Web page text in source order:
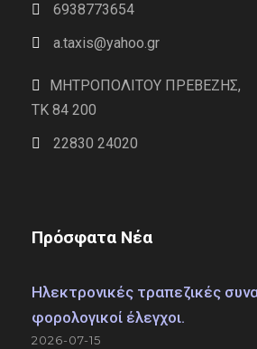
6938773654
a.taxis@yahoo.gr
ΜΗΤΡΟΠΟΛΙΤΟΥ ΠΡΕΒΕΖΗΣ,
TK 84 200
22830 24020
Πρόσφατα Νέα
Ηλεκτρονικές τραπεζικές
φορολογικοί έλεγχοι.
2026-07-15